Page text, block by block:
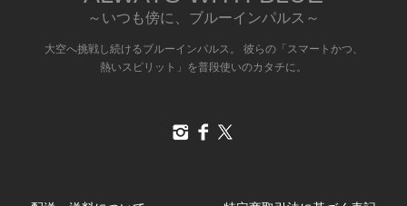
～いつも傍に、ブルーインパルス～
大空へ挑戦し続けるブルーインパルス。 彼らの「スマートかつ、
熱いスピリット」を普段使いのカタチに。